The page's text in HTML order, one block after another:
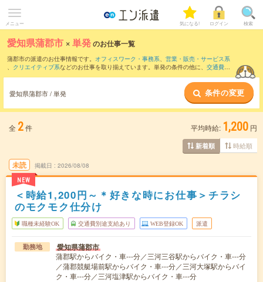
メニュー 気になる! ログイン 検索
愛知県蒲郡市 ×単発のお仕事一覧
蒲郡市の派遣のお仕事情報です。 オフィスワーク・事務系、 営業・販売・サービス系
、 クリエイティブ系などのお仕事を取り揃えています。単発の条件の他に、 交通費別
愛知県蒲郡市 / 単発 条件の変更
全 2件 平均時給: 1,200 円
新着順 時給順
未読
NEW
掲載日 2026/08/08
＜時給1,200円～＊好きな時にお仕事＞チラシ
のモクモク仕分け
職種未経験OK 交通費別途支給あり WEB登録OK 派遣
勤務地 愛知県蒲郡市
蒲郡駅からバイク・車---分／三河三谷駅からバイク・車---分
／蒲郡競艇場前駅からバイク・車---分／三河大塚駅からバイ
ク・車---分／三河塩津駅からバイク・車---分